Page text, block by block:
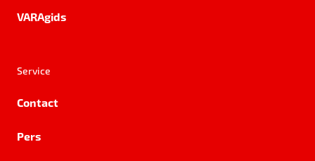
VARAgids
Service
Contact
Pers